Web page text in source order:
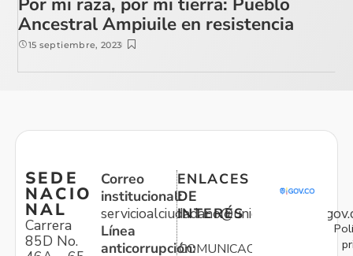
Ancestral Ampiuile en resistencia
15 septiembre, 2023
SEDE
NACIO
NAL
Carrera
85D No.
Correo
institucional:
Línea
anticorrupción:
ENLACES
DE
INTERÉS
COMUNICACIONES